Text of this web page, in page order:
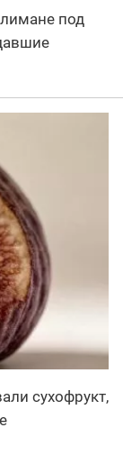
под
сухофрукт,